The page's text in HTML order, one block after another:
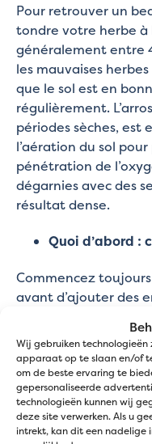
Wij gebruiken technologieën
apparaat op te slaan en/of
om de beste ervaring te
gepersonaliseerde
technologieën kunnen wij
deze site verwerken. Als u
intrekt, kan dit een nadelige
Pour retrouver un
tondre votre herbe à
généralement entre
les mauvaises
que le sol est en
régulièrement.
périodes sèches, est
l’aération du sol
pénétration de
dégarnies avec des
résultat dense.
Quoi d’abord :
Commencez
avant d’ajouter des
mieux absorbés par
d’attendre 2 à 3
chaux avant
ait le temps de
que les engrais